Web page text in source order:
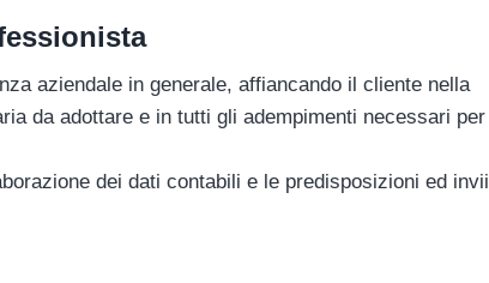
aziendale in generale, affiancando il cliente nella
da adottare e in tutti gli adempimenti necessari per
dei dati contabili e le predisposizioni ed invii